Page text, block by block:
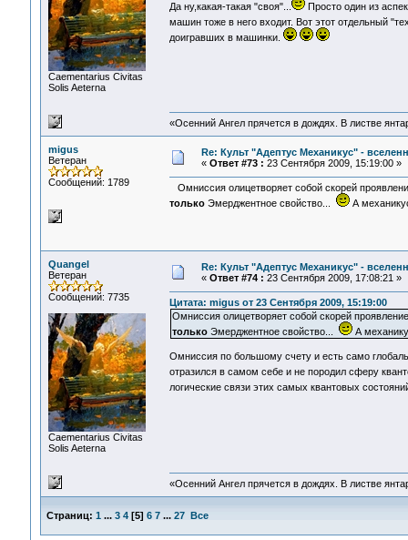
Сaementarius Civitas
Solis Aeterna
Да ну,какая-такая "своя"...
Просто один из
машин тоже в него входит. Вот этот отдельный
доигравших в машинки.
«Осенний Ангел прячется в дождях. В листве
migus
Ветеран
Сообщений: 1789
Re: Культ "Адептус Механикус" -
« Ответ #73 : 23 Сентября 2009, 15:19:00 »
Омниссия олицетворяет собой скорей
толькоЭмерджентное свойство... А
Quangel
Ветеран
Сообщений: 7735
Сaementarius Civitas
Solis Aeterna
Re: Культ "Адептус Механикус" -
« Ответ #74 : 23 Сентября 2009, 17:08:21 »
Цитата: migus от 23 Сентября 2009, 15:19:00
Омниссия олицетворяет собой скорей
толькоЭмерджентное свойство... А
Омниссия по большому счету и есть само
отразился в самом себе и не породил сферу
логические связи этих самых квантовых
«Осенний Ангел прячется в дождях. В листве
Страниц: 1 ... 3 4[5] 6 7 ... 27 Все